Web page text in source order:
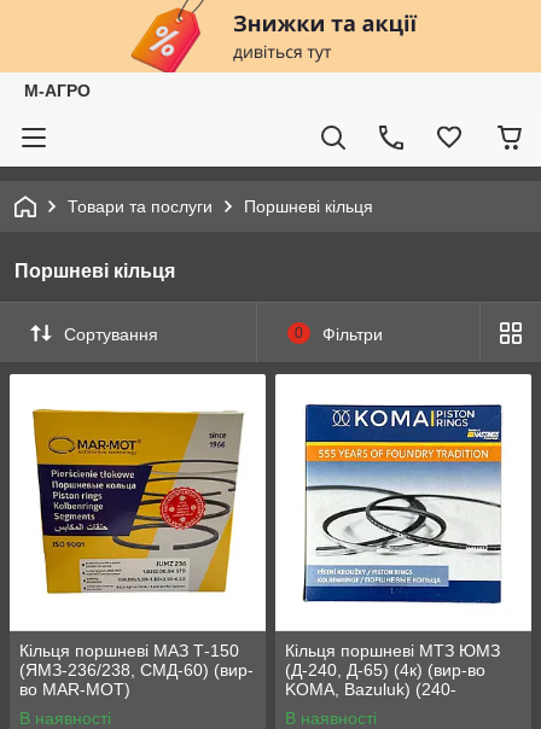
М-АГРО
Товари та послуги Поршневі кільця
Поршневі кільця
Сортування 0 Фільтри
Кільця поршневі МАЗ Т-150
(ЯМЗ-236/238, СМД-60) (вир-
во MAR-MOT)
В наявності
Кільця поршневі МТЗ ЮМЗ
(Д-240, Д-65) (4к) (вир-во
KOMA, Bazuluk) (240-
1004060-A)
В наявності